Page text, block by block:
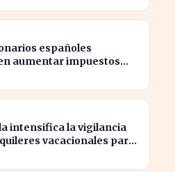
españoles
aumentar impuestos
intensifica la vigilancia
vacacionales para